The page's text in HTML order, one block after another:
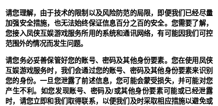
请您理解，由于技术的限制以及风险防范的局限，即便我们已经尽量
加强安全措施，也无法始终保证信息百分之百的安全。您需要了解，
您接入凤侠互娱游戏服务所用的系统和通讯网络，有可能因我们可控
范围外的情况而发生问题。
请您务必妥善保管好您的账号、密码及其他身份要素。您在使用凤侠
互娱游戏服务时，我们会通过您的账号、密码及其他身份要素来识别
您的身份。一旦您泄露了前述信息，您可能会蒙受损失，并可能对您
产生不利。如您发现账号、密码及/或其他身份要素可能或已经泄露
时，请您立即和我们取得联系，以便我们及时采取相应措施以避免或